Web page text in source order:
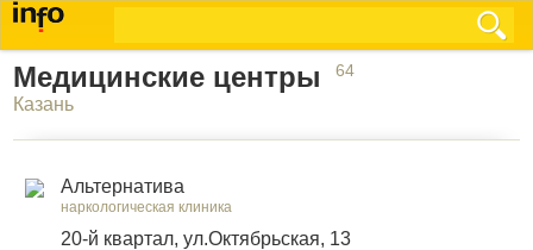
Медицинские центры 64
Казань
Альтернатива
наркологическая клиника
20-й квартал, ул.Октябрьская, 13